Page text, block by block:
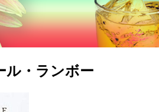
ル・ランボー